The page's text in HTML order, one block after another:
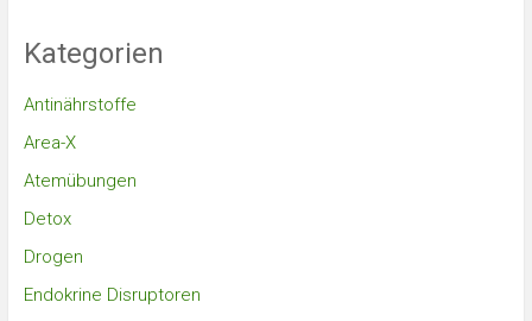
Kategorien
Antinährstoffe
Area-X
Atemübungen
Detox
Drogen
Endokrine Disruptoren